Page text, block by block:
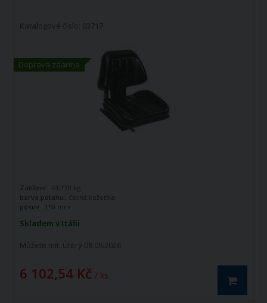
Doprava zdarma
Katalogové číslo: 03717
Skladem v Itálii
Můžete mít: Úterý 08.09.2026
6 102,54 Kč / ks
Zatížení:
40-130 kg
barva potahu:
černá koženka
posuv:
150 mm